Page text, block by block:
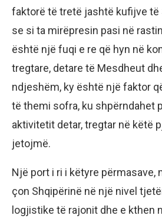
faktorë të tretë jashtë kufijve të
se si ta mirëpresin pasi në
është një fuqi e re që hyn në
tregtare, detare të Mesdheut
ndjeshëm, ky është një faktor
të themi sofra, ku shpërndahet
aktivitetit detar, tregtar në këtë
jetojmë.
Një port i ri i këtyre përmasave,
çon Shqipërinë në një nivel
logjistike të rajonit dhe e kthen